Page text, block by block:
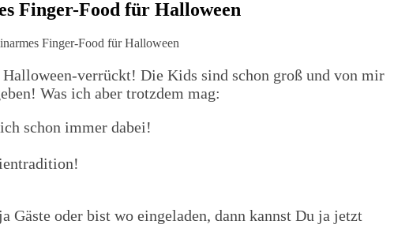
Finger-Food für Halloween
verrückt! Die Kids sind schon groß und von mir
Was ich aber trotzdem mag:
schon immer dabei!
Gäste oder bist wo eingeladen, dann kannst Du ja jetzt